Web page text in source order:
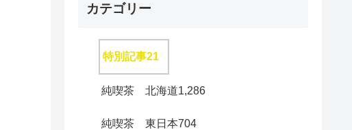
カテゴリー
特別記事21
純喫茶 北海道1,286
純喫茶 東日本704